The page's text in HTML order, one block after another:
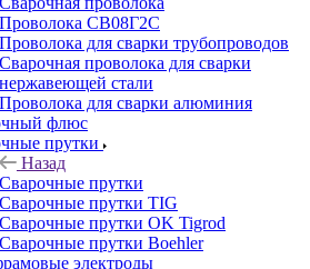
Проволока СВ08Г2С
Проволока для сварки трубопроводов
Сварочная проволока для сварки
нержавеющей стали
Проволока для сварки алюминия
флюс
прутки
Назад
Сварочные прутки
Сварочные прутки TIG
Сварочные прутки OK Tigrod
Сварочные прутки Boehler
электроды